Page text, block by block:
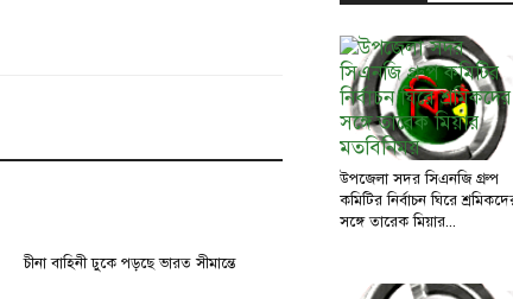
চীনা বাহিনী ঢুকে পড়ছে ভারত সীমান্তে
উপজেলা সদর সিএনজি গ্রুপ
কমিটির নির্বাচন ঘিরে
সঙ্গে তারেক মিয়ার...